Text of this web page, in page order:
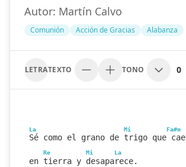
Autor: Martín Calvo
Comunión Acción de Gracias Alabanza
LETRATEXTO TONO 0
La Mi Fa#m
Sé como el grano de trigo que cae
Re Mi La
en tierra y desaparece.